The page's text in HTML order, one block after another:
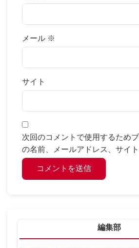
メール ※
サイト
次回のコメントで使用するため
の名前、メールアドレス、サイト
編集部